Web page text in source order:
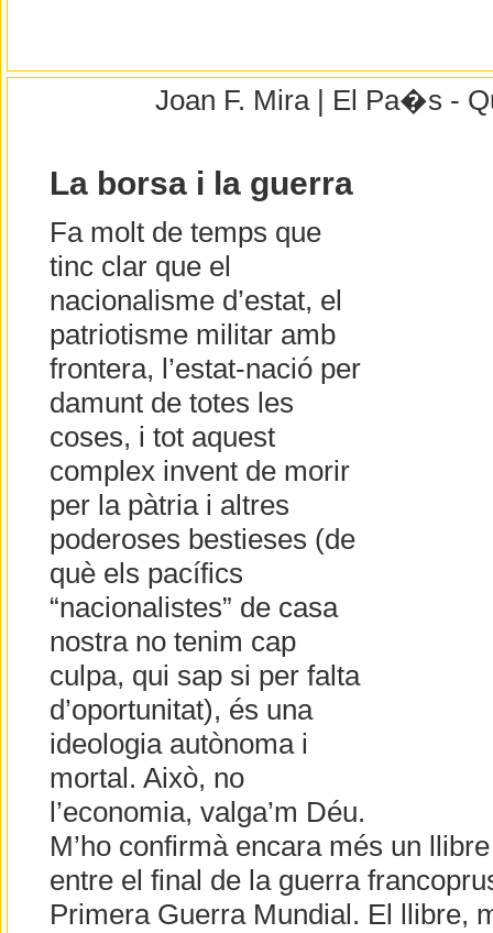
Joan F. Mira | El Pa�s -
La borsa i la guerra
Fa molt de temps que
tinc clar que el
nacionalisme d’estat, el
patriotisme militar amb
frontera, l’estat-nació per
damunt de totes les
coses, i tot aquest
complex invent de morir
per la pàtria i altres
poderoses bestieses (de
què els pacífics
“nacionalistes” de casa
nostra no tenim cap
culpa, qui sap si per falta
d’oportunitat), és una
ideologia autònoma i
mortal. Això, no
l’economia, valga’m Déu.
M’ho confirmà encara més un
entre el final de la guerra
Primera Guerra Mundial. El llibre,